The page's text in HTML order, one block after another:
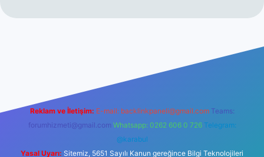
Reklam ve İletişim: E-mail: backlinkpaneli@gmail.com Teams:
forumhizmeti@gmail.com Whatsapp: 0262 606 0 726 Telegram:
@karabul
Yasal Uyarı: Sitemiz, 5651 Sayılı Kanun gereğince Bilgi Teknolojileri